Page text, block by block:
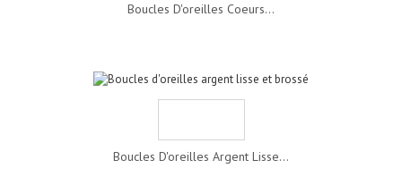
Boucles D'oreilles Coeurs...
Boucles D'oreilles Argent Lisse...